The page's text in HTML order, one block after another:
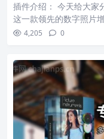
插件介绍： 今天给大家
这一款领先的数字照片
4,205 0